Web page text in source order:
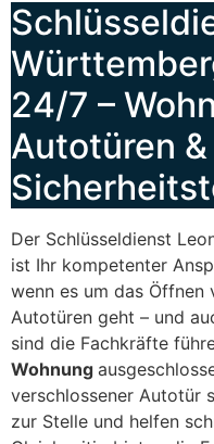
24/7 –
Autotüren &
Der Schlüsseldienst
ist Ihr kompetenter
wenn es um das Öffnen
Autotüren geht – und
sind die Fachkräfte
Wohnung
verschlossener Autotür
zur Stelle und helfen